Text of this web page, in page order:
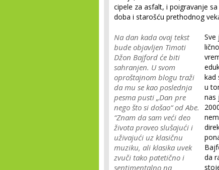
cipele za asfalt, i poigravanje
doba i starošću prethodnog
Na dan kada ovaj tekst
bude objavljen Timoti
Džon Bajford će biti
sahranjen. U svom
oproštajnom blogu traži
da mu se kao poslednja
pesma pusti „Dan pre
nego što si došao“ od Abe.
“Znam da sam veći deo
života proveo slušajući i
uživajući uz klasičnu
muziku, ali klasika uvek
zvuči tako patetično i
sentimentalno na
kad
u
nas
da